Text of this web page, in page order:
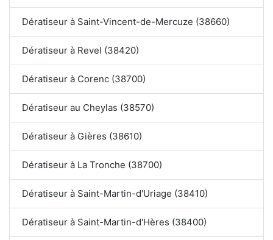
Dératiseur à Saint-Vincent-de-Mercuze (38660)
Dératiseur à Revel (38420)
Dératiseur à Corenc (38700)
Dératiseur au Cheylas (38570)
Dératiseur à Gières (38610)
Dératiseur à La Tronche (38700)
Dératiseur à Saint-Martin-d'Uriage (38410)
Dératiseur à Saint-Martin-d'Hères (38400)